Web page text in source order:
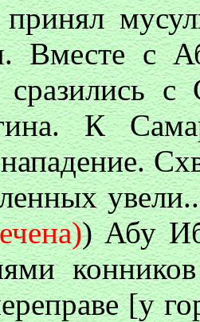
принял
Вместе с
с
К
) Абу
[у